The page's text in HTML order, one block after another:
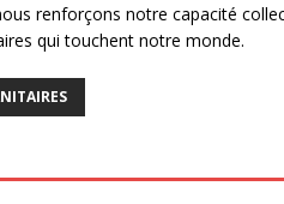
renforçons notre capacité
qui touchent notre monde.